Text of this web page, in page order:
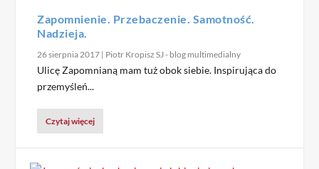
Zapomnienie. Przebaczenie. Samotność.
Nadzieja.
26 sierpnia 2017 | Piotr Kropisz SJ - blog multimedialny
Ulicę Zapomnianą mam tuż obok siebie. Inspirująca do
przemyśleń...
Czytaj więcej